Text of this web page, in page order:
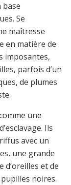
base
Se
maîtresse
en matière de
imposantes,
parfois d’un
de plumes
une
Ils
avec un
une grande
et de
noires.